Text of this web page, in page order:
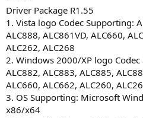
Driver Package R1.55
1. Vista logo Codec Supporting:
ALC888, ALC861VD, ALC660,
ALC262, ALC268
2. Windows 2000/XP logo
ALC882, ALC883, ALC885,
ALC660, ALC662, ALC260,
3. OS Supporting: Microsoft
x86/x64